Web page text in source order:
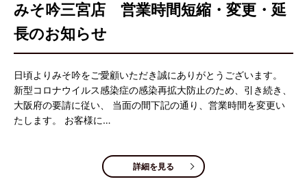
みそ吟三宮店 営業時間短縮・変更・延
長のお知らせ
日頃よりみそ吟をご愛顧いただき誠にありがとうございます。
新型コロナウイルス感染症の感染再拡大防止のため、引き続き、
大阪府の要請に従い、 当面の間下記の通り、営業時間を変更い
たします。 お客様に…
詳細を見る